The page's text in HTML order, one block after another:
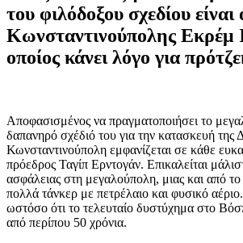
του φιλόδοξου σχεδίου
Κωνσταντινούπολης Εκρέμ
οποίος κάνει λόγο για
Αποφασισμένος να πραγματοποιήσει το
δαπανηρό σχέδιό του για την κατασκευή της
Κωνσταντινούπολη εμφανίζεται σε κάθε
πρόεδρος Ταγίπ Ερντογάν. Επικαλείται
ασφάλειας στη μεγαλούπολη, μιας και από
πολλά τάνκερ με πετρέλαιο και φυσικό
ωστόσο ότι το τελευταίο δυστύχημα στο
από περίπου 50 χρόνια.